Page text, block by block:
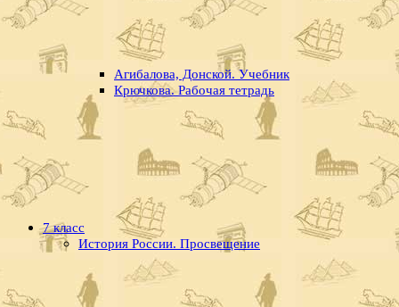
Агибалова, Донской. Учебник
Крючкова. Рабочая тетрадь
7 класс
История России. Просвещение